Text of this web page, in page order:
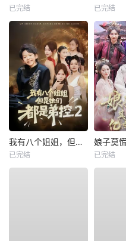
已完结 已完结
我有八个姐姐，但是他们都是弟控2
已完结 已完结